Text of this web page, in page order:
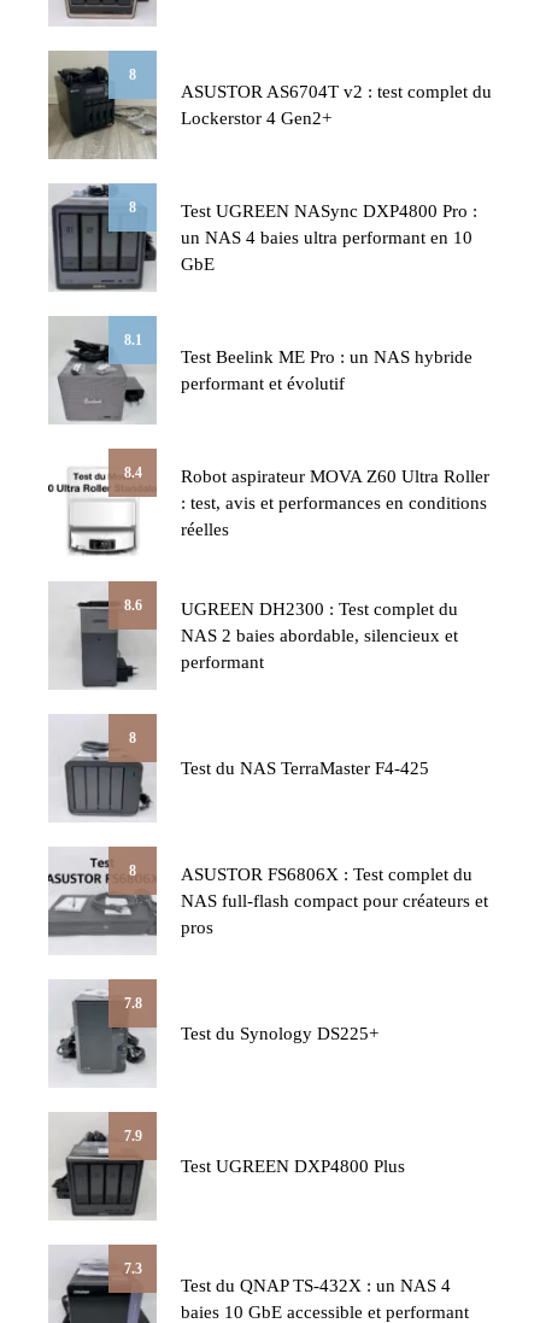
8
ASUSTOR AS6704T v2 : test complet du
Lockerstor 4 Gen2+
8
Test UGREEN NASync DXP4800 Pro :
un NAS 4 baies ultra performant en 10
GbE
8.1
Test Beelink ME Pro : un NAS hybride
performant et évolutif
8.4
Robot aspirateur MOVA Z60 Ultra Roller
: test, avis et performances en conditions
réelles
8.6
UGREEN DH2300 : Test complet du
NAS 2 baies abordable, silencieux et
performant
8
Test du NAS TerraMaster F4-425
8
ASUSTOR FS6806X : Test complet du
NAS full-flash compact pour créateurs et
pros
7.8
Test du Synology DS225+
7.9
Test UGREEN DXP4800 Plus
7.3
Test du QNAP TS-432X : un NAS 4
baies 10 GbE accessible et performant